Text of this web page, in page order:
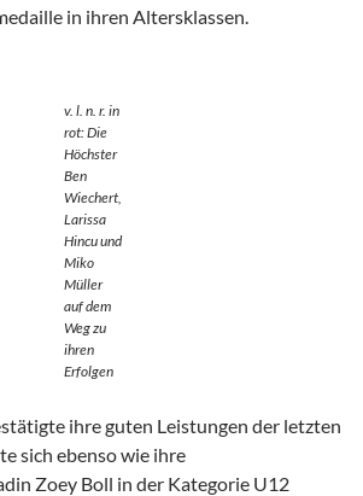
in ihren Altersklassen.
v. l. n. r. in
rot: Die
Höchster
Ben
Wiechert,
Larissa
Hincu und
Miko
Müller
auf dem
Weg zu
ihren
Erfolgen
ihre guten Leistungen der letzten
sich ebenso wie ihre
Zoey Boll in der Kategorie U12